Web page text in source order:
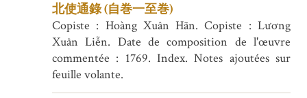
北使通錄 (自巻一至巻)
Copiste : Hoàng Xuân Hãn. Copiste : Lương
Xuân Liễn. Date de composition de l'œuvre
commentée : 1769. Index. Notes ajoutées sur
feuille volante.